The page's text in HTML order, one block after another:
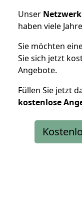
Unser Netzwerk
haben viele
Sie möchten
Sie sich jetzt
Angebote.
Füllen Sie jetzt
kostenlose